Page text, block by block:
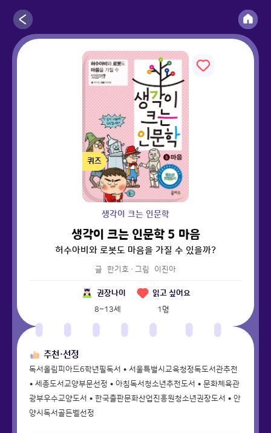
퀴즈
생각이 크는 인문학
생각이 크는 인문학 5 마음
허수아비와 로봇도 마음을 가질 수 있을까?
글 한기호 · 그림 이진아
권장나이
8~13세
읽고 싶어요
1 명
추천·선정
독서올림피아드6학년필독서 • 서울특별시교육청정독도서관추천
• 세종도서교양부문선정 • 아침독서청소년추천도서 • 문화체육관
광부우수교양도서 • 한국출판문화산업진흥원청소년권장도서 • 안
양시독서골든벨선정